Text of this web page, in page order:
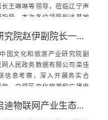
王琳琳等领导，莅临辽宁声
导，本次各位领导到访基地
就业人数200余...
中国文旅产业研究院赵伊副院长一行莅临公司调研
国文化和旅游产业研究院副
人民政务数据有限公司栾佳
信息考察，深入开展务实合
，白塔区文化旅游和广播电
大数据业务发展给予... 辽联北京参加启迪物联网产业生态合作伙伴大会